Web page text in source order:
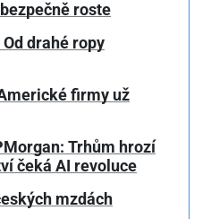
roste
drahé ropy
firmy už
Trhům hrozí
čeká AI revoluce
mzdách